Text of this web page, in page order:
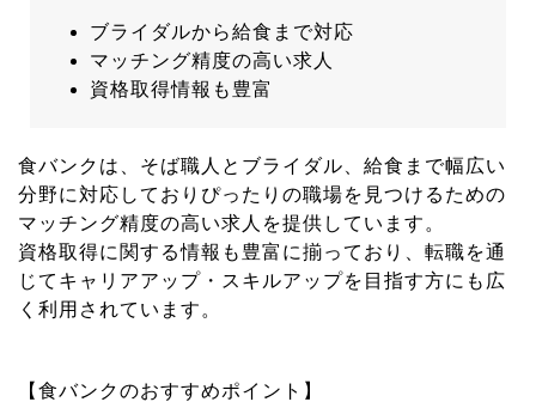
ブライダルから給食まで対応
マッチング精度の高い求人
資格取得情報も豊富
食バンクは、そば職人とブライダル、給食まで幅広い
分野に対応しておりぴったりの職場を見つけるための
マッチング精度の高い求人を提供しています。
資格取得に関する情報も豊富に揃っており、転職を通
じてキャリアアップ・スキルアップを目指す方にも広
く利用されています。
【食バンクのおすすめポイント】